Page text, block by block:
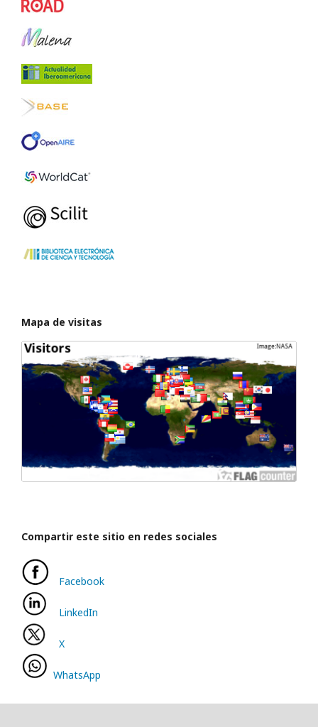
Mapa de visitas
Compartir este sitio en redes sociales
Facebook
LinkedIn
X
WhatsApp